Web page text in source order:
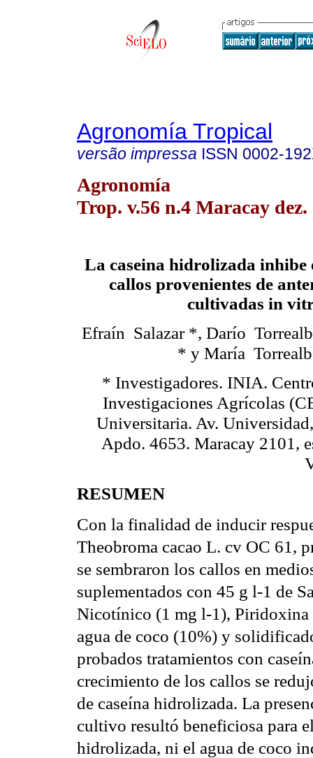
Agronomía Tropical
versão impressa ISSN 0002-
Agronomía
Trop. v.56 n.4 Maracay dez.
La caseina hidrolizada inhibe
callos provenientes de
cultivadas in
Efraín Salazar *, Darío
* y María
* Investigadores. INIA.
Investigaciones Agrícolas
Universitaria. Av.
Apdo. 4653. Maracay 2101,
RESUMEN
Con la finalidad de inducir
Theobroma cacao L. cv OC
se sembraron los callos en
suplementados con 45 g l-1 de
Nicotínico (1 mg l-1),
agua de coco (10%) y
probados tratamientos con
crecimiento de los callos se
de caseína hidrolizada. La
cultivo resultó beneficiosa para
hidrolizada, ni el agua de coco